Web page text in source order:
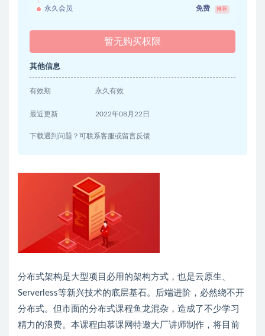
永久会员 免费 推荐
暂无购买权限
其他信息
有效期 永久有效
最近更新 2022年08月22日
下载遇到问题？可联系客服或留言反馈
分布式架构是大型项目必用的架构方式，也是云原生、
Serverless等新兴技术的底层基石。后端进阶，必然绕不开
分布式。但市面的分布式课程鱼龙混杂，造成了不少学习
精力的浪费。本课程由慕课网特邀大厂讲师制作，将目前